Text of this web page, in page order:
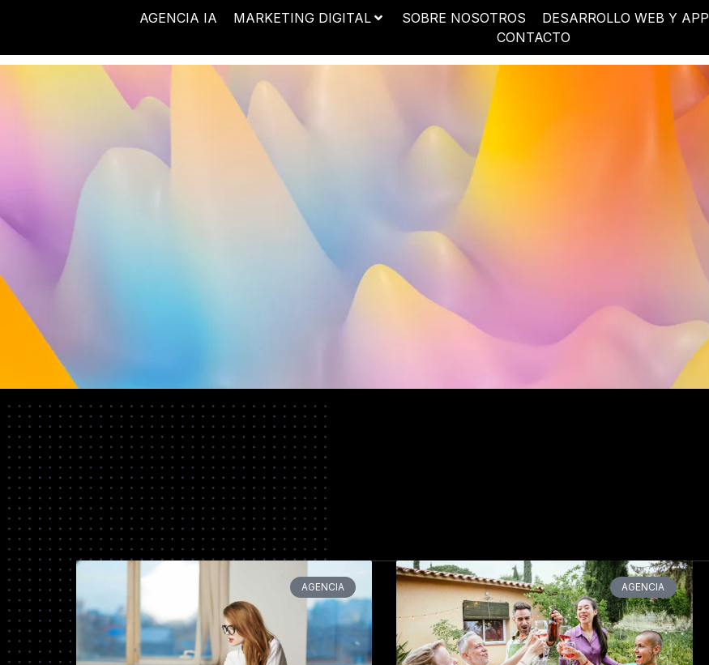
AGENCIA IA MARKETING DIGITAL SOBRE NOSOTROS DESARROLLO WEB Y APP
CONTACTO
AGENCIA AGENCIA
PagePagePagePage PagePage PagePagePagePagePage